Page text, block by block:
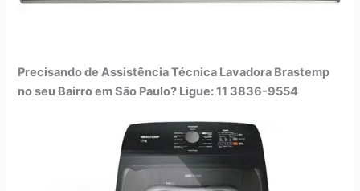
Precisando de Assistência Técnica Lavadora Brastemp
no seu Bairro em São Paulo? Ligue: 11 3836-9554